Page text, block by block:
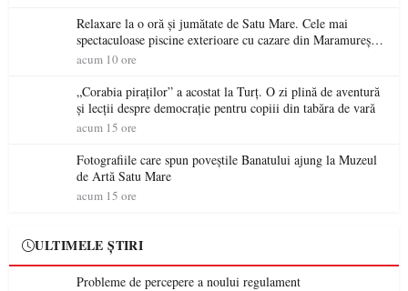
Relaxare la o oră și jumătate de Satu Mare. Cele mai
spectaculoase piscine exterioare cu cazare din Maramureș,
ideale pentru o escapadă de vară
acum 10 ore
„Corabia piraților” a acostat la Turț. O zi plină de aventură
și lecții despre democrație pentru copiii din tabăra de vară
acum 15 ore
Fotografiile care spun poveștile Banatului ajung la Muzeul
de Artă Satu Mare
acum 15 ore
ULTIMELE ȘTIRI
Probleme de percepere a noului regulament